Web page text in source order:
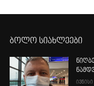
ბოლო სიახლეები
ივნისი